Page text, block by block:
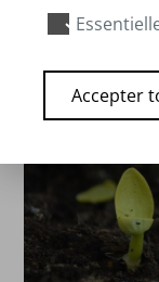
Accepter